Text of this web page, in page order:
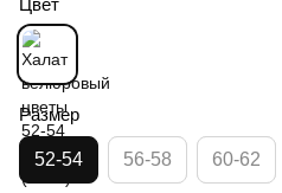
Размер
52-54 56-58 60-62